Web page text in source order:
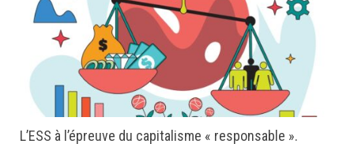
L’ESS à l’épreuve du capitalisme « responsable ».